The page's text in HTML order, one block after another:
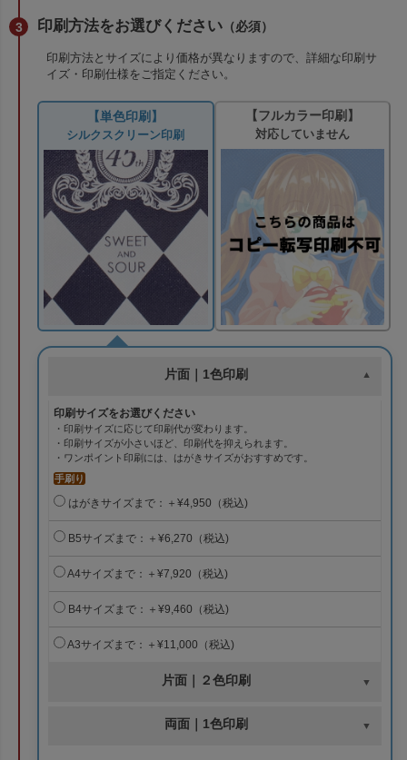
印刷方法をお選びください （必須）
印刷方法とサイズにより価格が異なりますので、詳細な印刷サ
イズ・印刷仕様をご指定ください。
【単色印刷】
シルクスクリーン印刷
【フルカラー印刷】
対応していません
片面｜1色印刷
印刷サイズをお選びください
・印刷サイズに応じて印刷代が変わります。
・印刷サイズが小さいほど、印刷代を抑えられます。
・ワンポイント印刷には、はがきサイズがおすすめです。
手刷り
はがきサイズまで：＋¥4,950（税込)
B5サイズまで：＋¥6,270（税込)
A4サイズまで：＋¥7,920（税込)
B4サイズまで：＋¥9,460（税込)
A3サイズまで：＋¥11,000（税込)
片面｜２色印刷
両面｜1色印刷